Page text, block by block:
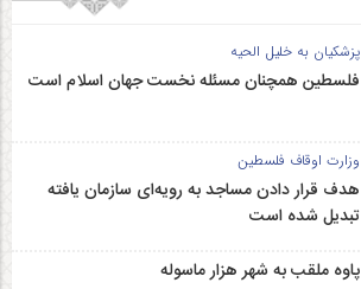
پزشکیان به خلیل الحیه
فلسطین همچنان مسئله نخست جهان اسلام است
وزارت اوقاف فلسطین
هدف قرار دادن مساجد به رویه‌ای سازمان‌ یافته
تبدیل شده است
پاوه ملقب به شهر هزار ماسوله